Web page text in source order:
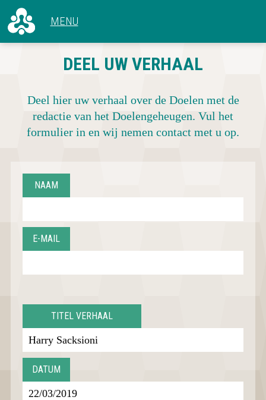
ALLE ARTIKELEN
HET GEBOUW
ACHTER DE SCHERMEN
VOOR 1966
1970 - 1979
1980 - 1989
1990 - 1999
CONCERTOVERZICHT
DEEL UW VERHAAL
Deel hier uw verhaal over de Doelen met de
redactie van het Doelengeheugen. Vul het
formulier in en wij nemen contact met u op.
NAAM
E-MAIL
TITEL VERHAAL
DATUM